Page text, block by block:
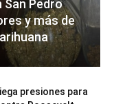
San Pedro
y más de
presiones para